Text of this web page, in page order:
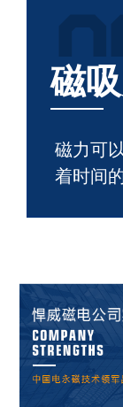
磁
磁力可
着时间